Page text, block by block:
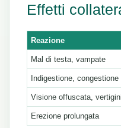
Effetti
Reazione
Mal di testa, vampate
Indigestione, congestione
Visione offuscata, vertigini
Erezione prolungata